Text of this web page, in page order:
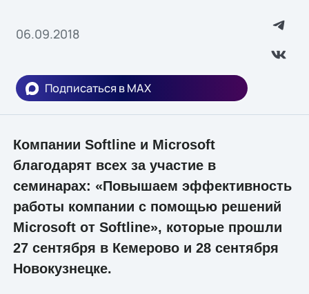
06.09.2018
Подписаться в MAX
Компании Softline и Microsoft
благодарят всех за участие в
семинарах: «Повышаем эффективность
работы компании с помощью решений
Microsoft от Softline», которые прошли
27 сентября в Кемерово и 28 сентября
Новокузнецке.